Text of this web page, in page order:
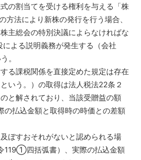
の割当てを受ける権利を与える「株
法により新株の発行を行う場合、
主総会の特別決議によらなければな
よる説明義務が発生する（会社
。
る課税関係を直接定めた規定は存在
いう。）の取得は法人税法22条２
と解されており、当該受贈益の額
の払込金額と取得時の時価との差額
ぼすおそれがないと認められる場
119①四括弧書）、実際の払込金額